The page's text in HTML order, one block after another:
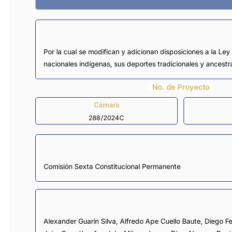
Por la cual se modifican y adicionan disposiciones a la
nacionales indígenas, sus deportes tradicionales y
No. de Proyecto
Cámara
288/2024C
Comisión Sexta Constitucional Permanente
Alexander Guarín Silva, Alfredo Ape Cuello Baute, Diego